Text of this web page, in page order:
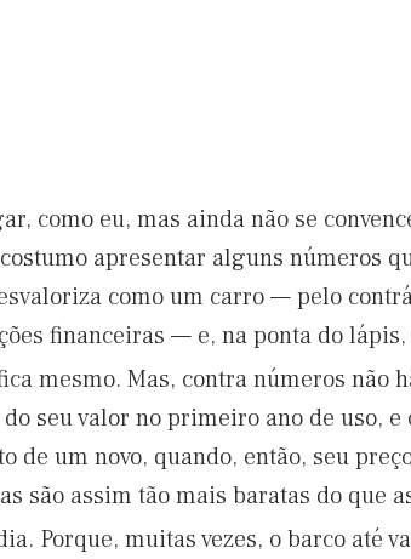
como eu, mas ainda não se
apresentar alguns números
como um carro — pelo
financeiras — e, na ponta do
mesmo. Mas, contra números não
seu valor no primeiro ano de uso,
de um novo, quando, então, seu
são assim tão mais baratas do que
Porque, muitas vezes, o barco até